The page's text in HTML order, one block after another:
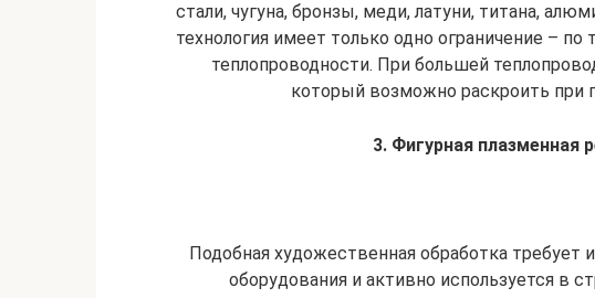
стали, чугуна, бронзы, меди, латуни, титана,
технология имеет только одно ограничение –
теплопроводности. При большей
который возможно раскроить при
3. Фигурная плазменная
Подобная художественная обработка требует
оборудования и активно используется в